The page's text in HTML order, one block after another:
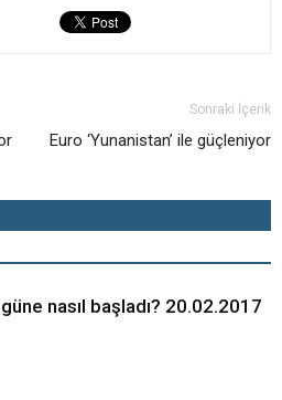
Sonraki İçerik
Euro ‘Yunanistan’ ile güçleniyor
nasıl başladı? 20.02.2017